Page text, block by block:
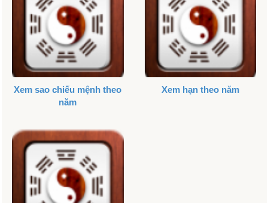
Xem sao chiếu mệnh theo
năm
Xem hạn theo năm